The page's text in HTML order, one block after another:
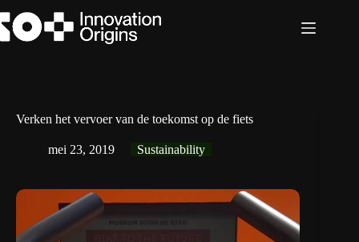
naar
de
Verken het vervoer van de toekomst op de fiets
mei 23, 2019 Sustainability